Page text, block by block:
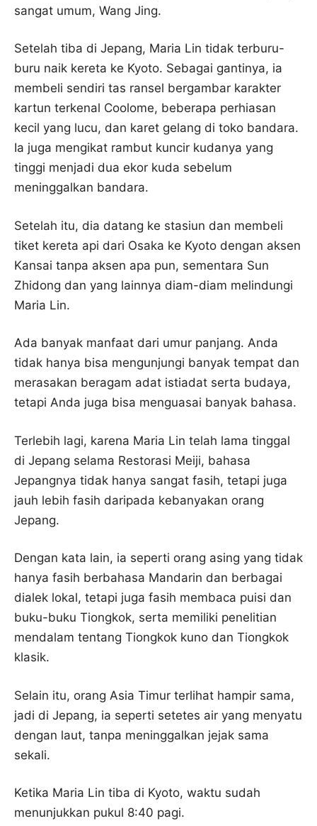
sangat umum, Wang Jing.
Setelah tiba di Jepang, Maria Lin tidak terburu-
buru naik kereta ke Kyoto. Sebagai gantinya, ia
membeli sendiri tas ransel bergambar karakter
kartun terkenal Coolome, beberapa perhiasan
kecil yang lucu, dan karet gelang di toko bandara.
Ia juga mengikat rambut kuncir kudanya yang
tinggi menjadi dua ekor kuda sebelum
meninggalkan bandara.
Setelah itu, dia datang ke stasiun dan membeli
tiket kereta api dari Osaka ke Kyoto dengan aksen
Kansai tanpa aksen apa pun, sementara Sun
Zhidong dan yang lainnya diam-diam melindungi
Maria Lin.
Ada banyak manfaat dari umur panjang. Anda
tidak hanya bisa mengunjungi banyak tempat dan
merasakan beragam adat istiadat serta budaya,
tetapi Anda juga bisa menguasai banyak bahasa.
Terlebih lagi, karena Maria Lin telah lama tinggal
di Jepang selama Restorasi Meiji, bahasa
Jepangnya tidak hanya sangat fasih, tetapi juga
jauh lebih fasih daripada kebanyakan orang
Jepang.
Dengan kata lain, ia seperti orang asing yang tidak
hanya fasih berbahasa Mandarin dan berbagai
dialek lokal, tetapi juga fasih membaca puisi dan
buku-buku Tiongkok, serta memiliki penelitian
mendalam tentang Tiongkok kuno dan Tiongkok
klasik.
Selain itu, orang Asia Timur terlihat hampir sama,
jadi di Jepang, ia seperti setetes air yang menyatu
dengan laut, tanpa meninggalkan jejak sama
sekali.
Ketika Maria Lin tiba di Kyoto, waktu sudah
menunjukkan pukul 8:40 pagi.